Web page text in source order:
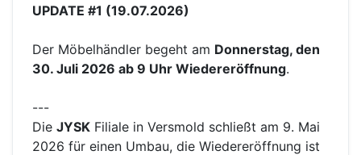
UPDATE #1 (19.07.2026)
Der Möbelhändler begeht am Donnerstag, den
30. Juli 2026 ab 9 Uhr Wiedereröffnung.
---
Die JYSK Filiale in Versmold schließt am 9. Mai
2026 für einen Umbau, die Wiedereröffnung ist